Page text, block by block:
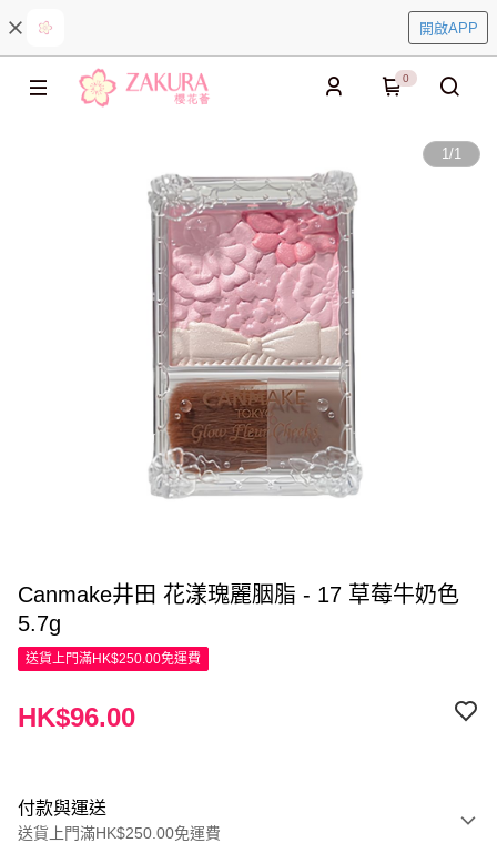
開啟APP
0
1/1
Canmake井田 花漾瑰麗胭脂 - 17 草莓牛奶色
5.7g
送貨上門滿HK$250.00免運費
HK$96.00
付款與運送
送貨上門滿HK$250.00免運費